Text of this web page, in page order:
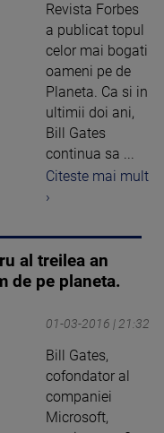
Revista Forbes
a publicat topul
celor mai bogati
oameni pe de
Planeta. Ca si in
ultimii doi ani,
Bill Gates
continua sa ...
Citeste mai mult
›
al treilea an
de pe planeta.
01-03-2016 | 21:32
Bill Gates,
cofondator al
companiei
Microsoft,